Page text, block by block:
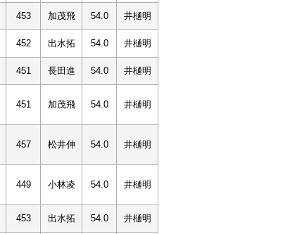
453 加茂飛 54.0 井樋明
452 出水拓 54.0 井樋明
451 長田進 54.0 井樋明
451 加茂飛 54.0 井樋明
457 松井伸 54.0 井樋明
449 小林凌 54.0 井樋明
453 出水拓 54.0 井樋明